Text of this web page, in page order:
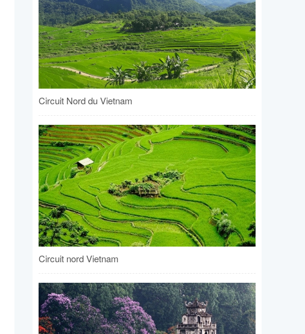
Circuit Nord du Vietnam
Circuit nord Vietnam